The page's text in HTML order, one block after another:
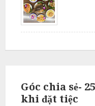
Góc chia sẻ-
khi đặt tiệc